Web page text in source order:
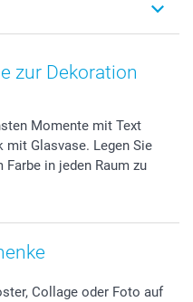
zur Dekoration
Momente mit Text
Glasvase. Legen Sie
in jeden Raum zu
Collage oder Foto auf